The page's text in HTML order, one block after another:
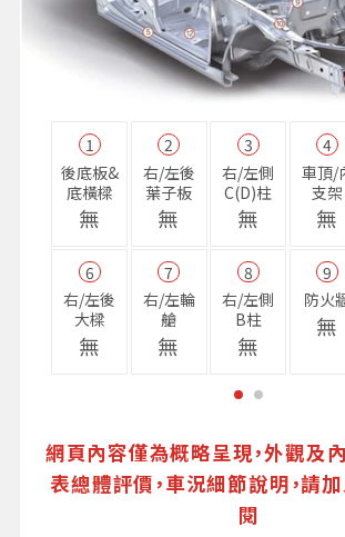
1
後底板&
底橫樑
無
2
右/左後
葉子板
無
3
右/左側
C(D)柱
無
4
車頂/
支架
無
6
右/左後
大樑
無
7
右/左輪
艙
無
8
右/左側
B柱
無
9
防火
無
網頁內容僅為概略呈現，外觀及
表總體評價，車況細節說明，請
閱